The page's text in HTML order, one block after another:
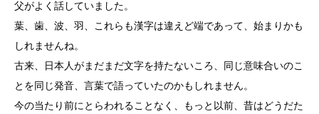
父がよく話していました。
葉、歯、波、羽、これらも漢字は違えど端であって、始まりかも
しれませんね。
古来、日本人がまだまだ文字を持たないころ、同じ意味合いのこ
とを同じ発音、言葉で語っていたのかもしれません。
今の当たり前にとらわれることなく、もっと以前、昔はどうだた